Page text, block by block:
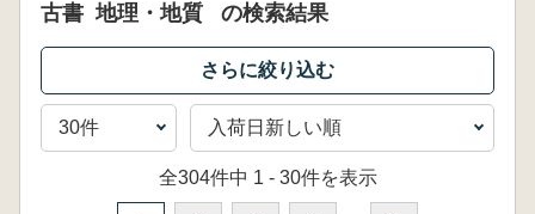
古書 地理・地質 の検索結果
全304件中 1 - 30件を表示